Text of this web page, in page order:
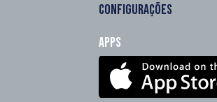
CONFIGURAÇÕES
Apps